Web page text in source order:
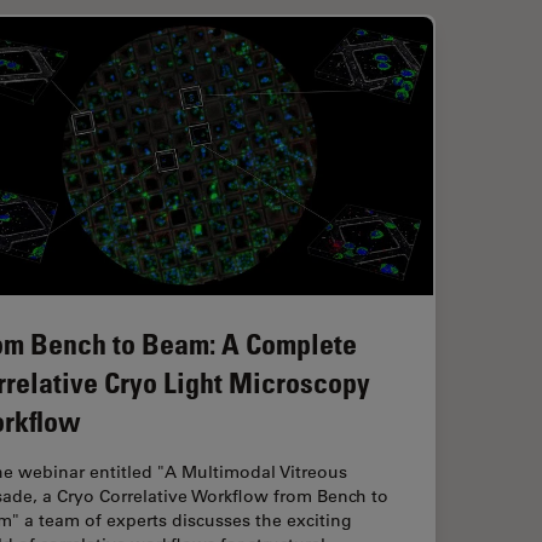
Bench to Beam: A Complete
Cryo Light Microscopy
webinar entitled "A Multimodal Vitreous
a Cryo Correlative Workflow from Bench to
a team of experts discusses the exciting